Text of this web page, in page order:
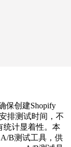
保创建Shopify
排测试时间，不
统计显着性。本
B测试工具，供